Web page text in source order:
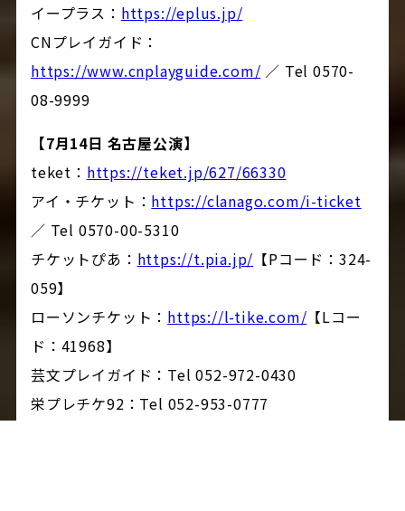
イープラス： https://eplus.jp/
CNプレイガイド：
https://www.cnplayguide.com/ ／ Tel 0570-
08-9999
【7月14日 名古屋公演】
teket： https://teket.jp/627/66330
アイ・チケット： https://clanago.com/i-ticket
／ Tel 0570-00-5310
チケットぴあ： https://t.pia.jp/ 【Pコード：324-
059】
ローソンチケット： https://l-tike.com/ 【Lコー
ド：41968】
芸文プレイガイド：Tel 052-972-0430
栄プレチケ92：Tel 052-953-0777